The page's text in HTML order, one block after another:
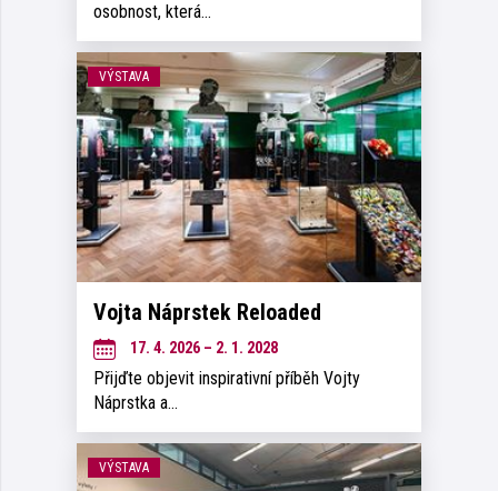
osobnost, která…
VÝSTAVA
Vojta Náprstek Reloaded
17. 4. 2026 – 2. 1. 2028
Přijďte objevit inspirativní příběh Vojty
Náprstka a…
VÝSTAVA